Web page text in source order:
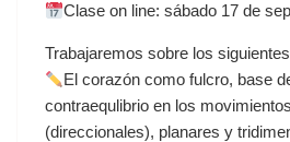
Clase on line: sábado 17 de
Trabajaremos sobre los
El corazón como fulcro, base
contraequlibrio en los
(direccionales), planares y